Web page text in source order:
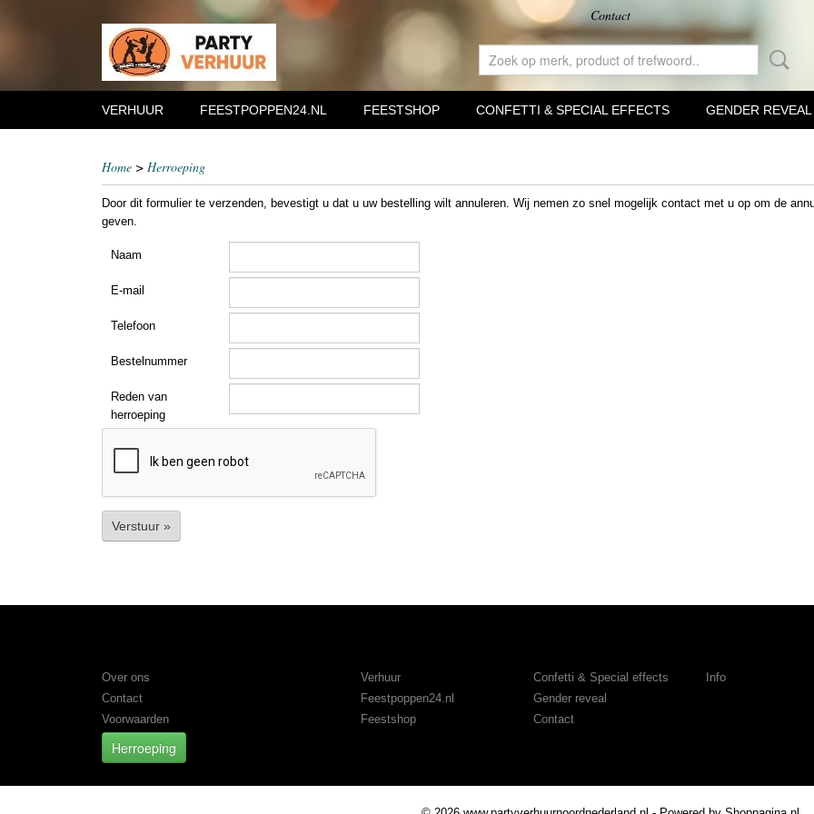
Contact
VERHUUR FEESTPOPPEN24.NL FEESTSHOP CONFETTI & SPECIAL EFFECTS GENDER REVEAL
Home > Herroeping
Door dit formulier te verzenden, bevestigt u dat u uw bestelling wilt annuleren. Wij nemen zo snel mogelijk contact met u op om de
geven.
Naam
E-mail
Telefoon
Bestelnummer
Reden van
herroeping
Verstuur »
Over ons
Contact
Voorwaarden
Herroeping
Verhuur
Feestpoppen24.nl
Feestshop
Confetti & Special effects
Gender reveal
Contact
Info